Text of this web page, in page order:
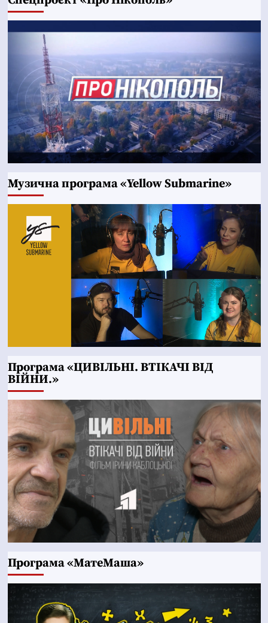
Музична програма «Yellow Submarine»
Програма «ЦИВІЛЬНІ. ВТІКАЧІ ВІД
ВІЙНИ.»
Програма «МатеМаша»